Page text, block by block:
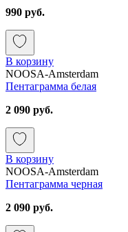
990 руб.
В корзину
NOOSA-Amsterdam
Пентаграмма белая
2 090 руб.
В корзину
NOOSA-Amsterdam
Пентаграмма черная
2 090 руб.